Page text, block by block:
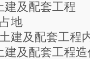
配套工程
套工程
配套工程造